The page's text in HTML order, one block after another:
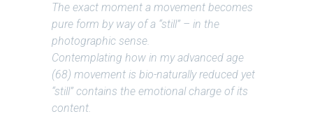
The exact moment a movement becomes
pure form by way of a “still” – in the
photographic sense.
Contemplating how in my advanced age
(68) movement is bio-naturally reduced yet
“still” contains the emotional charge of its
content.